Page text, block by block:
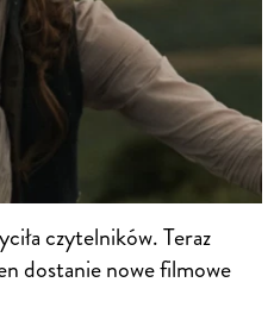
czytelników. Teraz
dostanie nowe filmowe